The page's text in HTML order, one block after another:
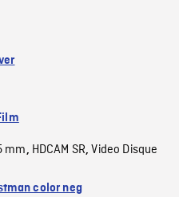
mm, HDCAM SR,Video Disque
color neg